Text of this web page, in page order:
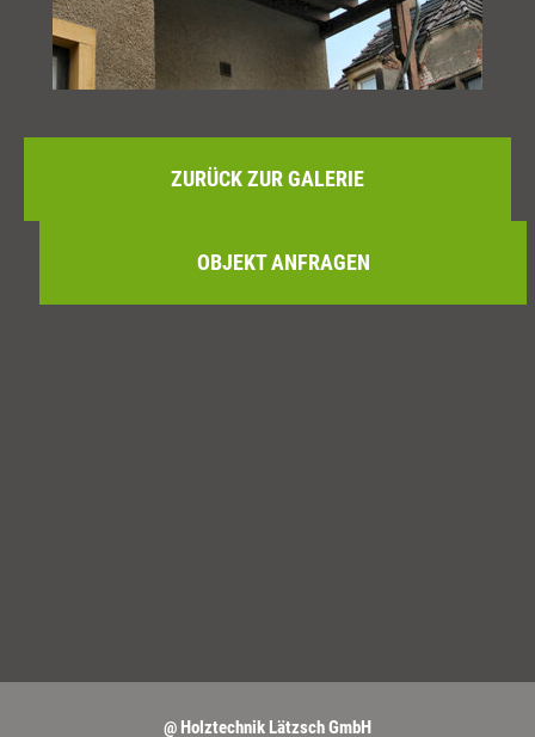
ZURÜCK ZUR GALERIE
OBJEKT ANFRAGEN
@ Holztechnik Lätzsch GmbH